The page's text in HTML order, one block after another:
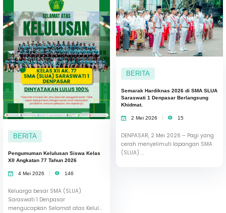
BERITA
Pengumuman Kelulusan Siswa Kelas
XII Angkatan 77 Tahun 2026
4 Mei 2026 146
Keluarga besar SMA (SLUA)
Saraswati 1 Denpasar
mengucapkan Selamat atas Kelul...
BERITA
Semarak Hardiknas 2026 di SMA SLUA
Saraswati 1 Denpasar Berlangsung
Khidmat.
2 Mei 2026 15
DENPASAR, 2 Mei 2026 – Pagi yang
cerah menyelimuti lapangan SMA
(SLUA) ...